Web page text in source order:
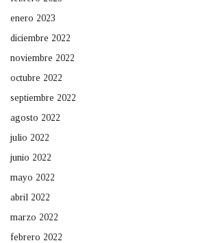
enero 2023
diciembre 2022
noviembre 2022
octubre 2022
septiembre 2022
agosto 2022
julio 2022
junio 2022
mayo 2022
abril 2022
marzo 2022
febrero 2022